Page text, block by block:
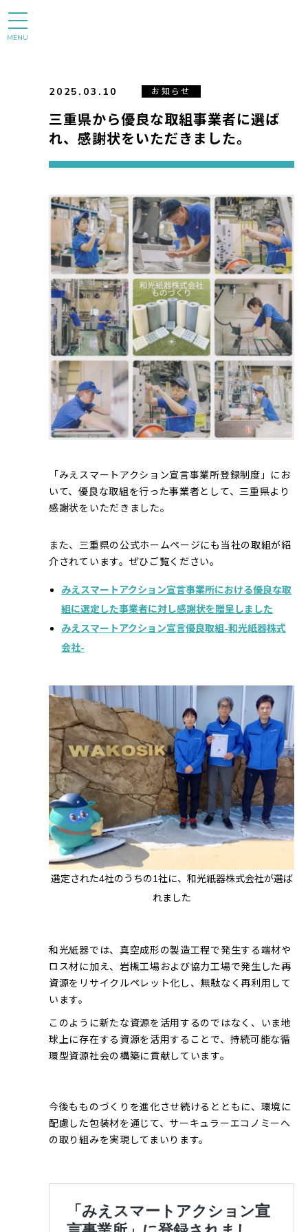
MENU
2025.03.10 お知らせ
三重県から優良な取組事業者に選ば
れ、感謝状をいただきました。
「みえスマートアクション宣言事業所登録制度」にお
いて、優良な取組を行った事業者として、三重県より
感謝状をいただきました。
また、三重県の公式ホームページにも当社の取組が紹
介されています。ぜひご覧ください。
みえスマートアクション宣言事業所における優良な取
組に選定した事業者に対し感謝状を贈呈しました
みえスマートアクション宣言優良取組-和光紙器株式
会社-
選定された4社のうちの1社に、和光紙器株式会社が選ば
れました
和光紙器では、真空成形の製造工程で発生する端材や
ロス材に加え、岩槻工場および協力工場で発生した再
資源をリサイクルペレット化し、無駄なく再利用して
います。
このように新たな資源を活用するのではなく、いま地
球上に存在する資源を活用することで、持続可能な循
環型資源社会の構築に貢献しています。
今後もものづくりを進化させ続けるとともに、環境に
配慮した包装材を通じて、サーキュラーエコノミーへ
の取り組みを実現してまいります。